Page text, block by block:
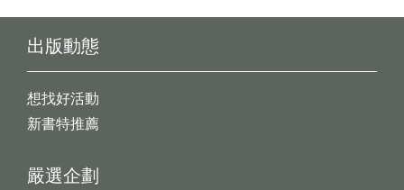
出版動態
想找好活動
新書特推薦
嚴選企劃